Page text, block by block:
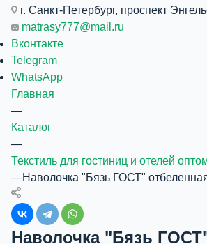
г. Санкт-Петербург, проспект
matrasy777@mail.ru
Вконтакте
Telegram
WhatsApp
Главная
—
Каталог
—
Текстиль для гостиниц и отелей
—Наволочка "Бязь ГОСТ"
Наволочка "Бязь